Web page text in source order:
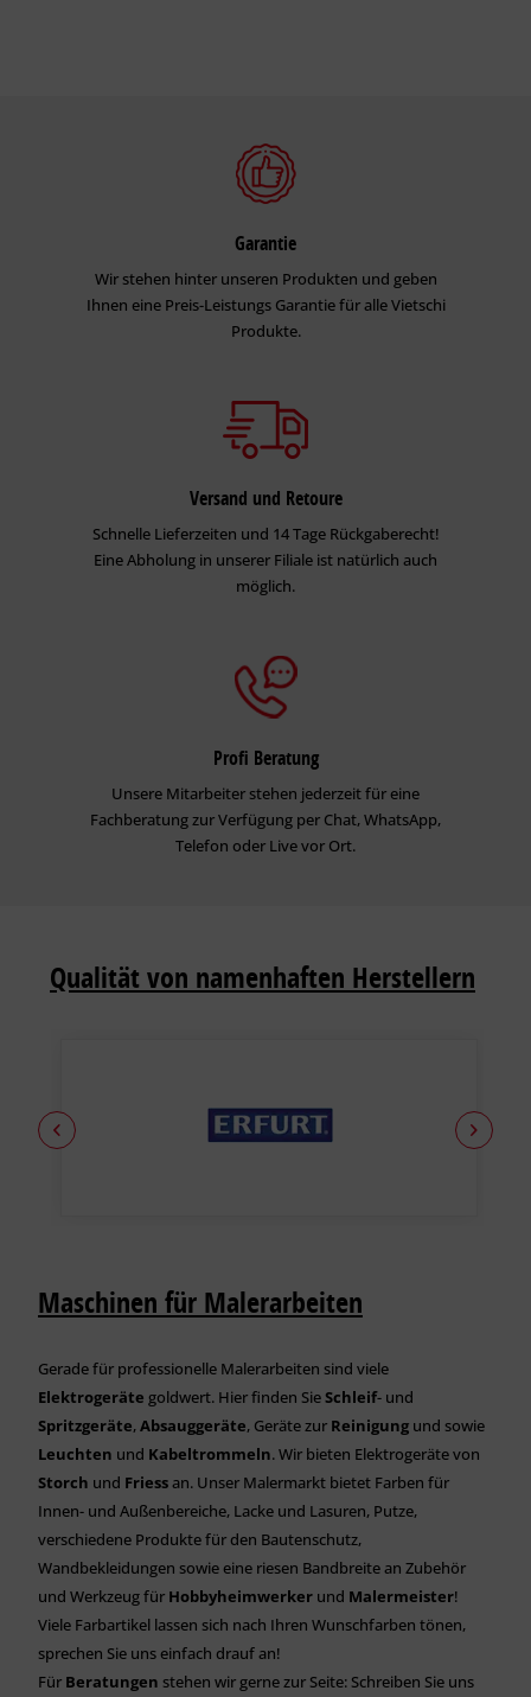
Garantie
Wir stehen hinter unseren Produkten und geben
Ihnen eine Preis-Leistungs Garantie für alle Vietschi
Produkte.
Versand und Retoure
Schnelle Lieferzeiten und 14 Tage Rückgaberecht!
Eine Abholung in unserer Filiale ist natürlich auch
möglich.
Profi Beratung
Unsere Mitarbeiter stehen jederzeit für eine
Fachberatung zur Verfügung per Chat, WhatsApp,
Telefon oder Live vor Ort.
Qualität von namenhaften Herstellern
Maschinen für Malerarbeiten
Gerade für professionelle Malerarbeiten sind viele
Elektrogeräte goldwert. Hier finden SieSchleif- und
Spritzgeräte,Absauggeräte, Geräte zur Reinigung und sowie
Leuchten und Kabeltrommeln. Wir bieten Elektrogeräte von
Storch und Friessan. Unser Malermarkt bietet Farben für
Innen- und Außenbereiche, Lacke und Lasuren, Putze,
verschiedene Produkte für den Bautenschutz,
Wandbekleidungen sowie eine riesen Bandbreite an Zubehör
und Werkzeug für Hobbyheimwerker und Malermeister!
Viele Farbartikel lassen sich nach Ihren Wunschfarben tönen,
sprechen Sie uns einfach drauf an!
Für Beratungen stehen wir gerne zur Seite: Schreiben Sie uns